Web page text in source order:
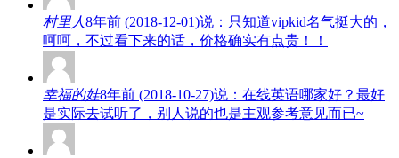
村里人8年前 (2018-12-01)说：只知道vipkid名气挺大的，
呵呵，不过看下来的话，价格确实有点贵！！
幸福的娃8年前 (2018-10-27)说：在线英语哪家好？最好
是实际去试听了，别人说的也是主观参考意见而已~